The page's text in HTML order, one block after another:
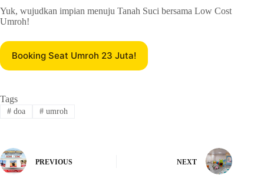
Yuk, wujudkan impian menuju Tanah Suci bersama Low Cost
Umroh!
Booking Seat Umroh 23 Juta!
Tags
#doa #umroh
PREVIOUS NEXT